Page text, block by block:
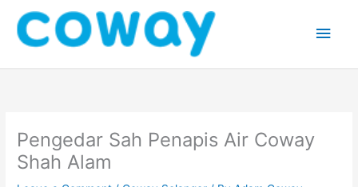
content
Pengedar Sah Penapis Air Coway
Shah Alam